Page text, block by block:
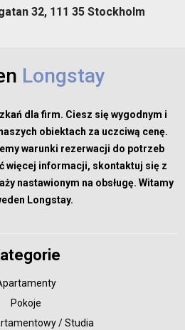
32, 111 35 Stockholm
Longstay
dla firm. Ciesz się wygodnym i
obiektach za uczciwą cenę.
warunki rezerwacji do potrzeb
więcej informacji, skontaktuj się z
nastawionym na obsługę. Witamy
Longstay.
Pokoje
/ Studia